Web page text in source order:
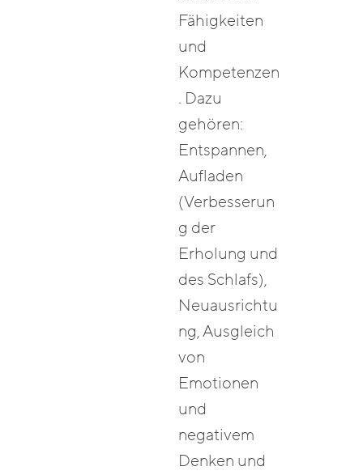
Fähigkeiten
und
Kompetenzen
. Dazu
gehören:
Entspannen,
Aufladen
(Verbesserun
g der
Erholung und
des Schlafs),
Neuausrichtu
ng, Ausgleich
von
Emotionen
und
negativem
Denken und